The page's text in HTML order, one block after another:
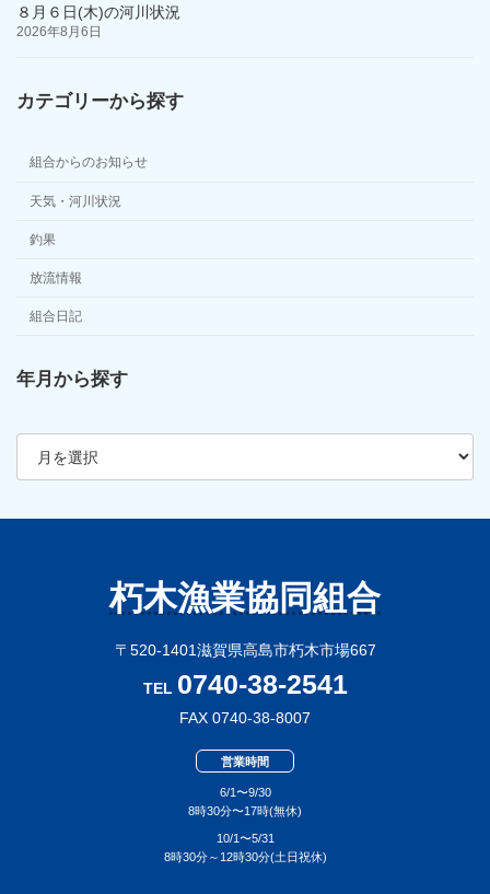
８月６日(木)の河川状況
2026年8月6日
カテゴリーから探す
組合からのお知らせ
天気・河川状況
釣果
放流情報
組合日記
年月から探す
ア
朽木漁業協同組合
〒520-1401滋賀県高島市朽木市場667
TEL 0740-38-2541
FAX 0740-38-8007
営業時間
6/1〜9/30
8時30分〜17時(無休)
10/1〜5/31
8時30分～12時30分(土日祝休)